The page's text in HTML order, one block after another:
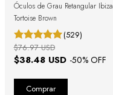
Óculos de Grau Retangular Ibiza
Tortoise Brown
(529)
$38.48 USD -50% OFF
$76.97 USD